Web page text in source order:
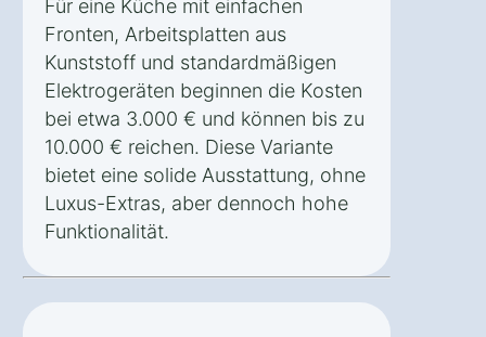
Für eine Küche mit einfachen
Fronten, Arbeitsplatten aus
Kunststoff und standardmäßigen
Elektrogeräten beginnen die Kosten
bei etwa 3.000 € und können bis zu
10.000 € reichen. Diese Variante
bietet eine solide Ausstattung, ohne
Luxus-Extras, aber dennoch hohe
Funktionalität.